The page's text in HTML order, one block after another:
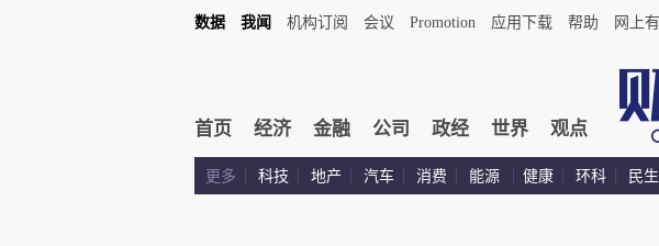
数据 我闻 机构订阅 会议 Promotion 应用下载 帮助 网上
首页 经济 金融 公司 政经 世界 观点
更多 科技 地产 汽车 消费 能源 健康 环科 民生